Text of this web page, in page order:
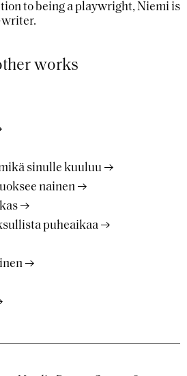
to being a playwright, Niemi is
writer.
works
sinulle kuuluu
nainen
puheaikaa